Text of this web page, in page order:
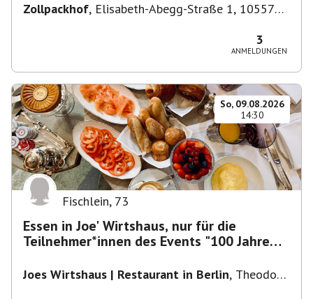
Zollpackhof, Elisabeth-Abegg-Straße 1, 10557
3
ANMELDUNGEN
So, 09.08.2026
14:30
Fischlein, 73
Essen in Joe' Wirtshaus, nur für die
Teilnehmer*innen des Events "100 Jahre
Joes Wirtshaus | Restaurant in Berlin, Theodor-